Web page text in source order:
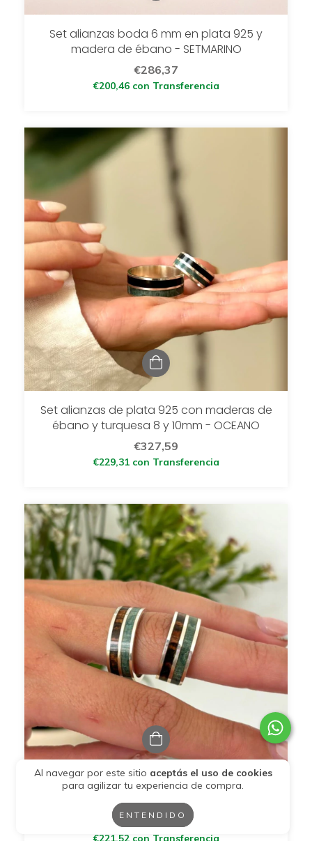
Al navegar por este sitio aceptás el uso de cookies
para agilizar tu experiencia de compra.
ENTENDIDO
Set alianzas boda 6 mm en plata 925 y
madera de ébano - SETMARINO
€286,37
€200,46 con Transferencia
Set alianzas de plata 925 con maderas de
ébano y turquesa 8 y 10mm - OCEANO
€327,59
€229,31 con Transferencia
Set alianzas de plata 925 con maderas de
jacarandá y turquesa 8mm - SETFUENTE
€316,46
€221,52 con Transferencia